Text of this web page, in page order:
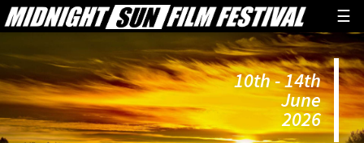
☰
10th - 14th
June
2026